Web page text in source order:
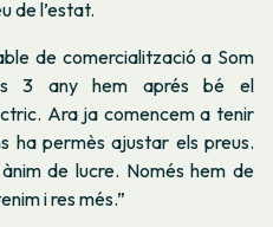
de l’estat.
de comercialització a Som
3 any hem aprés bé el
Ara ja comencem a tenir
ha permès ajustar els preus.
de lucre. Només hem de
i res més.”